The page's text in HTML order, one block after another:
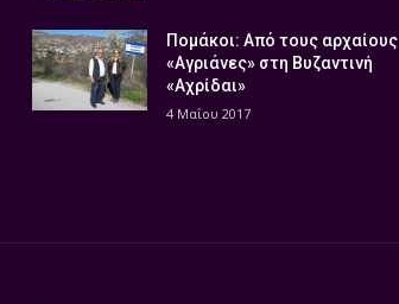
Πομάκοι: Από τους αρχαίους
«Αγριάνες» στη Βυζαντινή
«Αχρίδαι»
4 Μαΐου 2017